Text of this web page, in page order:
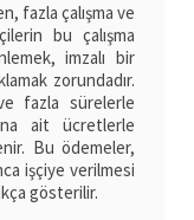
fazla çalışma ve
bu çalışma
imzalı bir
zorundadır.
fazla sürelerle
ait ücretlerle
Bu ödemeler,
işçiye verilmesi
gösterilir.